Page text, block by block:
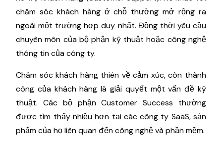
chăm sóc khách hàng ở chỗ thường mở rộng ra
ngoài một trường hợp duy nhất. Đồng thời yêu cầu
chuyên môn của bộ phận kỹ thuật hoặc công nghệ
thông tin của công ty.
Chăm sóc khách hàng thiên về cảm xúc, còn thành
công của khách hàng là giải quyết một vấn đề kỹ
thuật. Các bộ phận Customer Success thường
được tìm thấy nhiều hơn tại các công ty SaaS, sản
phẩm của họ liên quan đến công nghệ và phần mềm.